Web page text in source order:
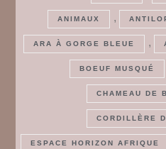
ANIMAUX ,
ARA À GORGE BLEUE ,
BOEUF MUSQUÉ
CHAMEAU DE
CORDILLÈRE
ESPACE HORIZON AFRIQUE